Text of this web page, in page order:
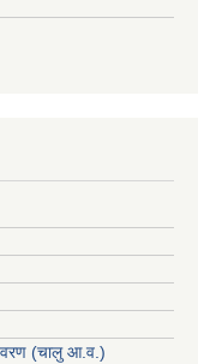
(चालु आ.व.)